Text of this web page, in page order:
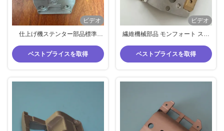
ビデオ
仕上げ機ステンター部品標準
ター 73​​ ミリメートル中心距離
ベストプライスを取得
ビデオ
繊維機械部品 モンフォート ステ
柄 ステンレス鋼
ベストプライスを取得